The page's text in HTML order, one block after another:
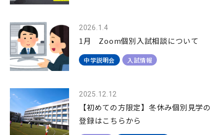
2026.1.4
1月 Zoom個別入試相談について
中学説明会 入試情報
2025.12.12
【初めての方限定】冬休み個別見学の
登録はこちらから